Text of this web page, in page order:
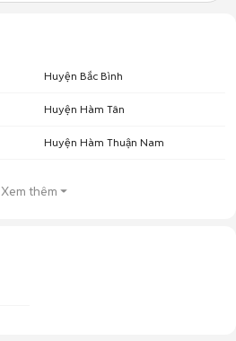
Huyện Bắc Bình
Huyện Hàm Tân
Huyện Hàm Thuận Nam
Xem thêm